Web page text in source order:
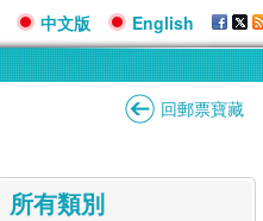
中文版 English
回郵票寶藏
所有類別